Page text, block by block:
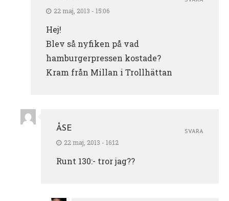
22 maj, 2013 - 15:06
Hej!
Blev så nyfiken på vad
hamburgerpressen kostade?
Kram från Millan i Trollhättan
ÅSE
22 maj, 2013 - 16:12
Runt 130:- tror jag??
SVARA